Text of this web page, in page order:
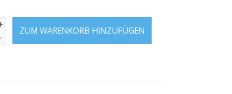
-
ZUM WARENKORB HINZUFÜGEN